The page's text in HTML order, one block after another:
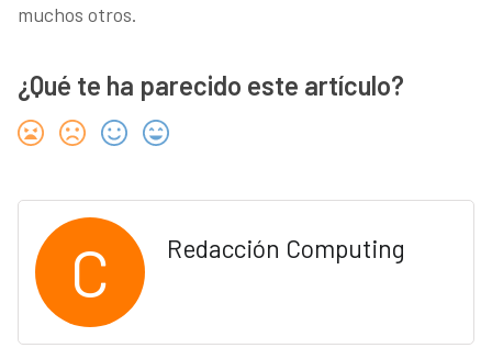
muchos otros.
¿Qué te ha parecido este artículo?
C Redacción Computing